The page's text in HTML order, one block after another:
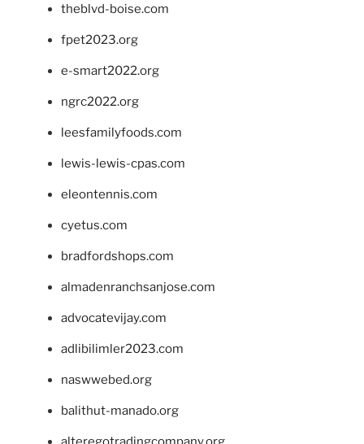
theblvd-boise.com
fpet2023.org
e-smart2022.org
ngrc2022.org
leesfamilyfoods.com
lewis-lewis-cpas.com
eleontennis.com
cyetus.com
bradfordshops.com
almadenranchsanjose.com
advocatevijay.com
adlibilimler2023.com
naswwebed.org
balithut-manado.org